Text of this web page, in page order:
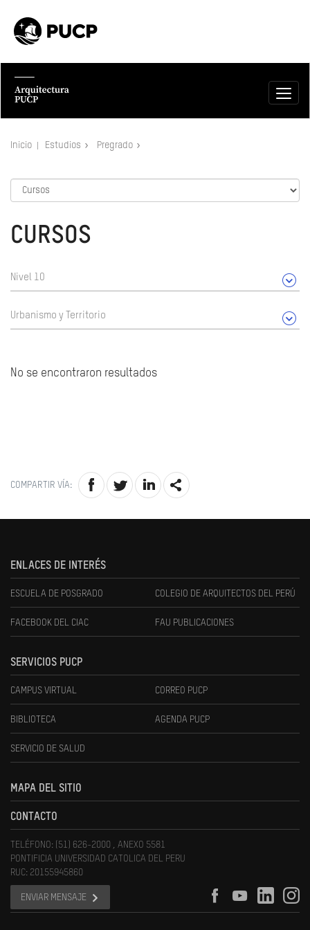
Inicio Estudios Pregrado
CURSOS
Nivel 10
Urbanismo y Territorio
No se encontraron resultados
COMPARTIR VÍA:
ENLACES DE INTERÉS
ESCUELA DE POSGRADO COLEGIO DE ARQUITECTOS DEL PERÚ
FACEBOOK DEL CIAC FAU PUBLICACIONES
SERVICIOS PUCP
CAMPUS VIRTUAL CORREO PUCP
BIBLIOTECA AGENDA PUCP
SERVICIO DE SALUD
MAPA DEL SITIO
CONTACTO
TELÉFONO: (51) 626-2000 , ANEXO 5581
PONTIFICIA UNIVERSIDAD CATOLICA DEL PERU
RUC: 20155945860
ENVIAR MENSAJE